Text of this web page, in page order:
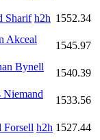
Sharif h2h 1552.34
Akceal
1545.97
Bynell
1540.39
Niemand
1533.56
Forsell h2h 1527.44